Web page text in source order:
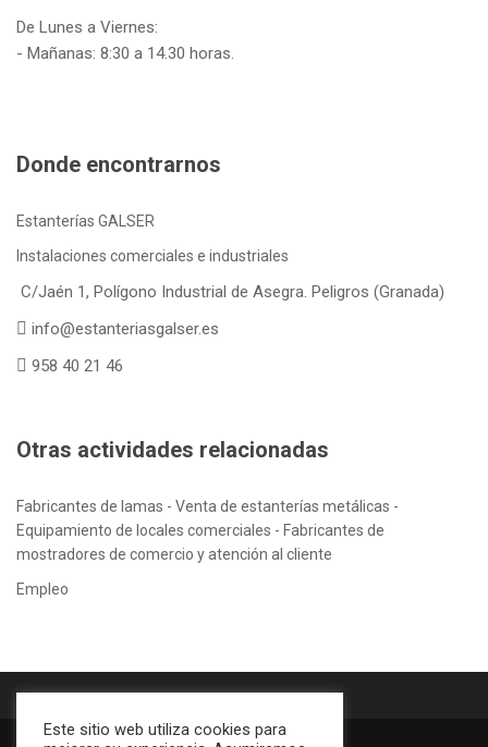
De Lunes a Viernes:
- Mañanas: 8:30 a 14.30 horas.
Donde encontrarnos
Estanterías GALSER
Instalaciones comerciales e industriales
C/Jaén 1, Polígono Industrial de Asegra. Peligros (Granada)
info@estanteriasgalser.es
958 40 21 46
Otras actividades relacionadas
Fabricantes de lamas - Venta de estanterías metálicas -
Equipamiento de locales comerciales - Fabricantes de
mostradores de comercio y atención al cliente
Empleo
Este sitio web utiliza cookies para